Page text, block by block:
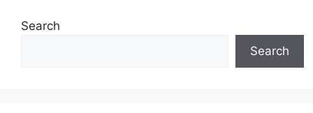
Search
Search